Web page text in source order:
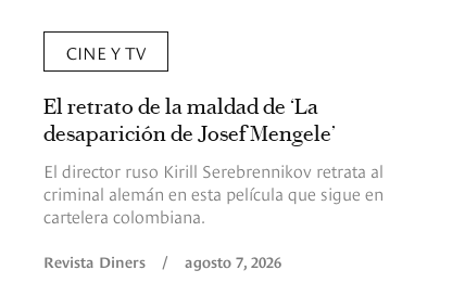
CINE Y TV
El retrato de la maldad de ‘La
desaparición de Josef Mengele’
El director ruso Kirill Serebrennikov retrata al
criminal alemán en esta película que sigue en
cartelera colombiana.
Revista Diners / agosto 7, 2026